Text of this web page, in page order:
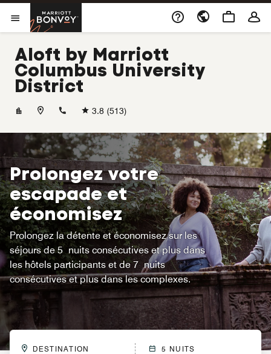
Skip to Content
Ouvrir le menu
Marriott Bonvoy
Aloft by Marriott
Columbus University
District
+16142947500
3.8 (513)
Prolongez votre
escapade et
économisez
Prolongez la détente et économisez sur les
séjours de 5 nuits consécutives et plus dans
les hôtels participants et de 7 nuits
consécutives et plus dans les complexes.
DESTINATION 5 NUITS